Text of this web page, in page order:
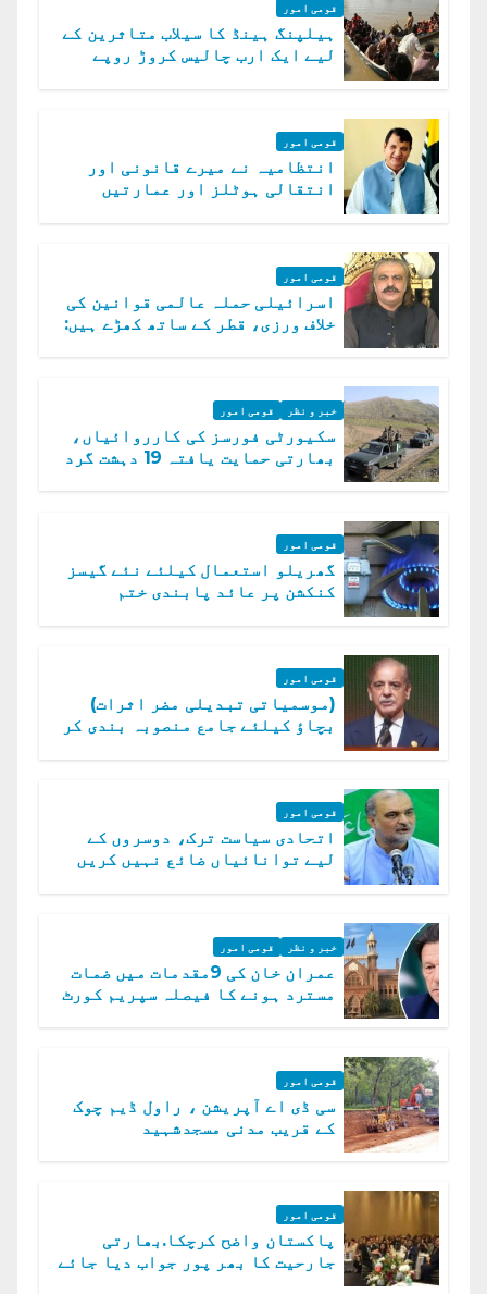
قومی امور
ہیلپنگ ہینڈ کا سیلاب متاثرین کے
لیے ایک ارب چالیس کروڑ روپے
قومی امور
انتظامیہ نے میرے قانونی اور
انتقالی ہوٹلز اور عمارتیں
قومی امور
اسرائیلی حملہ عالمی قوانین کی
خلاف ورزی، قطر کے ساتھ کھڑے ہیں:
خبر و نظر قومی امور
سکیورٹی فورسز کی کارروائیاں،
بھارتی حمایت یافتہ 19 دہشت گرد
قومی امور
گھریلو استعمال کیلئے نئے گیسز
کنکشن پر عائد پابندی ختم
قومی امور
(موسمیاتی تبدیلی مضر اثرات)
بچاؤ کیلئے جامع منصوبہ بندی کر
قومی امور
اتحادی سیاست ترک، دوسروں کے
لیے توانائیاں ضائع نہیں کریں
خبر و نظر قومی امور
عمران خان کی 9مقدمات میں ضمات
مسترد ہونے کا فیصلہ سپریم کورٹ
قومی امور
سی ڈی اے آپریشن ، راول ڈیم چوک
کے قریب مدنی مسجدشہید
قومی امور
پاکستان واضح کرچکا.بھارتی
جارحیت کا بھر پور جواب دیا جائے